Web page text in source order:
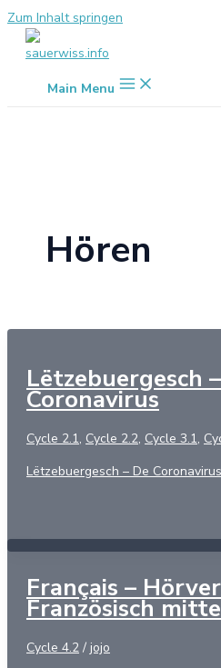
Zum Inhalt springen
Main Menu
Hören
Lëtzebuergesch
Coronavirus
Cycle 2.1, Cycle 2.2, Cycle 3.1,
Lëtzebuergesch – De Coronavirus
Français –
Französisch
Cycle 4.2 / jojo